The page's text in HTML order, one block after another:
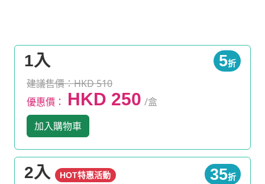
1入 5折
建議售價：HKD 510
優惠價：
HKD 250 /盒
加入購物車
2入 HOT特惠活動 35折